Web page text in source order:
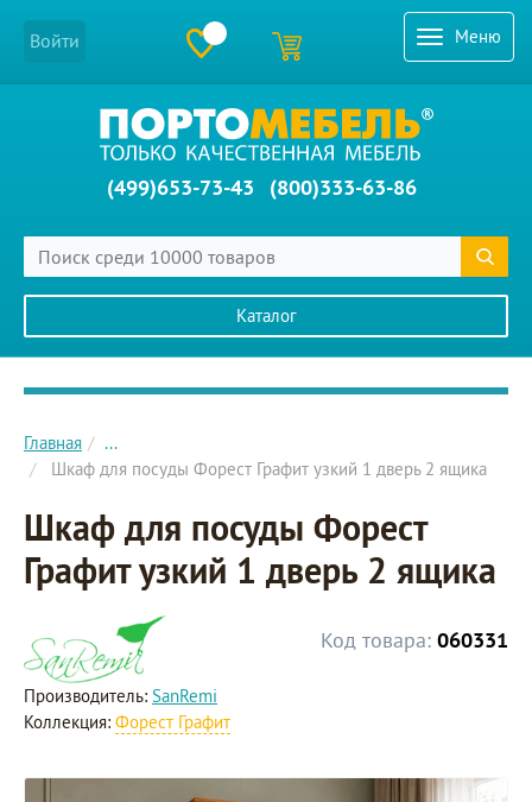
Меню
Войти
(499)653-73-43 (800)333-63-86
Каталог
Главное меню сайта
Главная
...
Шкаф для посуды Форест Графит узкий 1 дверь 2 ящика
Шкаф для посуды Форест
Графит узкий 1 дверь 2 ящика
Код товара: 060331
Производитель: SanRemi
Коллекция: Форест Графит